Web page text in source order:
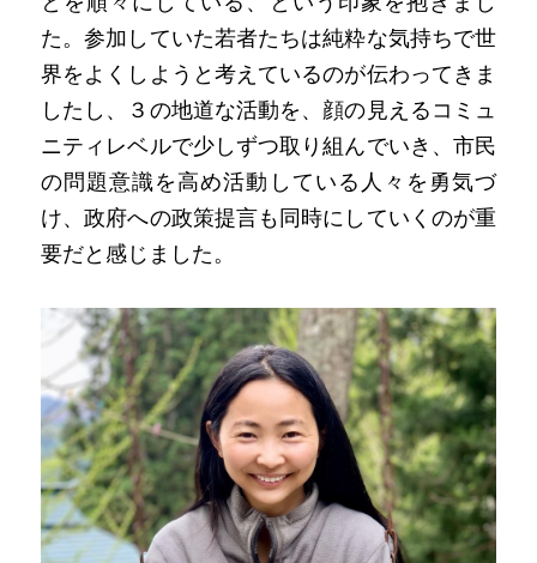
た。参加していた若者たちは純粋な気持ちで世
界をよくしようと考えているのが伝わってきま
したし、３の地道な活動を、顔の見えるコミュ
ニティレベルで少しずつ取り組んでいき、市民
の問題意識を高め活動している人々を勇気づ
け、政府への政策提言も同時にしていくのが重
要だと感じました。